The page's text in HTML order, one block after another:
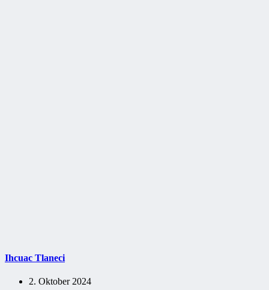
Ihcuac Tlaneci
2. Oktober 2024